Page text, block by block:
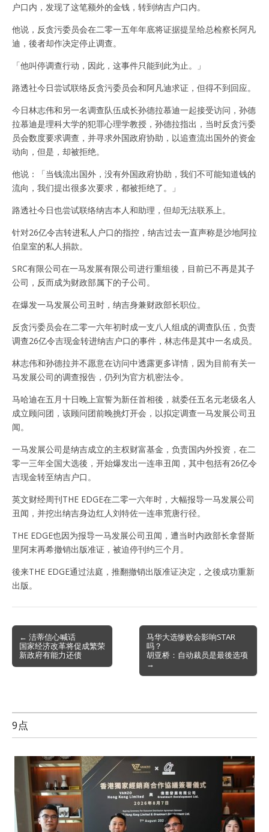
户口内，发现了这笔额外的金钱，转到纳吉户口内。
他说，反贪污委员会在二零一五年年底将证据提呈给总检察长阿凡
迪，後者却作决定停止调查。
「他叫停调查行动，因此，这事件只能到此为止。」
路透社今日尝试联络反贪污委员会和阿凡迪求证，但得不到回应。
今日林志伟和另一名调查队伍成长孙德拉慕迪一起接受访问，孙德
拉慕迪是理科大学的犯罪心理学教授，孙德拉指出，当时反贪污委
员会数度要求调查，并寻求外国政府协助，以追查流出国外的资金
动向，但是，却被拒绝。
他说：「当钱流出国外，没有外国政府协助，我们不可能知道钱的
流向，我们提出很多次要求，都被拒绝了。」
路透社今日也尝试联络纳吉本人和助理，但却无法联系上。
针对26亿令吉转进私人户口的指控，纳吉过去一直声称是沙地阿拉
伯皇室的私人捐款。
SRC有限公司在一马发展有限公司进行重组後，目前已不再是其子
公司，反而成为财政部属下的子公司。
在爆发一马发展公司丑时，纳吉身兼财政部长职位。
反贪污委员会在二零一六年初时成一支八人组成的调查队伍，负责
调查26亿令吉现金转进纳吉户口的事件，林志伟是其中一名成员。
林志伟和孙德拉并不愿意在访问中透露更多详情，因为目前有关一
马发展公司的调查报告，仍列为官方机密法令。
马哈迪在五月十日晚上宣誓为新任首相後，就委任五名元老级名人
成立顾问团，该顾问团前晚挑灯开会，以拟定调查一马发展公司丑
闻。
一马发展公司是纳吉成立的主权财富基金，负责国内外投资，在二
零一三年全国大选後，开始爆发出一连串丑闻，其中包括有26亿令
吉现金转至纳吉户口。
英文财经周刊THE EDGE在二零一六年时，大幅报导一马发展公司
丑闻，并挖出纳吉身边红人刘特佐一连串荒唐行径。
THE EDGE也因为报导一马发展公司丑闻，遭当时内政部长拿督斯
里阿末再希撤销出版准证，被迫停刊约三个月。
後来THE EDGE通过法庭，推翻撤销出版准证决定，之後成功重新
出版。
Post
navigation
← 洁蒂信心喊话
国家经济改革将促成繁荣
新政府有能力还债
马华大选惨败会影响STAR
吗？
胡亚桥：自动裁员是最後选项
→
9点